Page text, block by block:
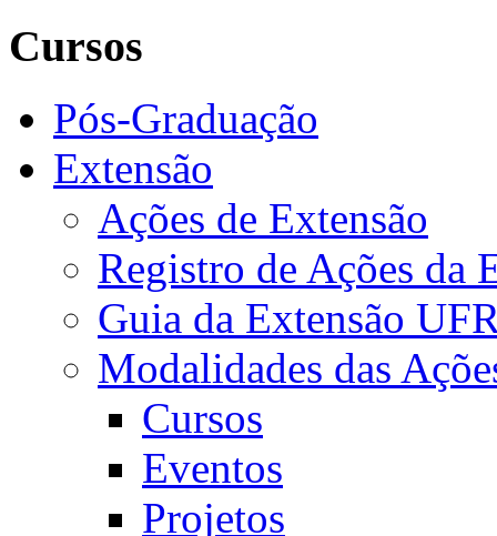
Cursos
Pós-Graduação
Extensão
Ações de Extensão
Registro de Ações da
Guia da Extensão
Modalidades das
Cursos
Eventos
Projetos